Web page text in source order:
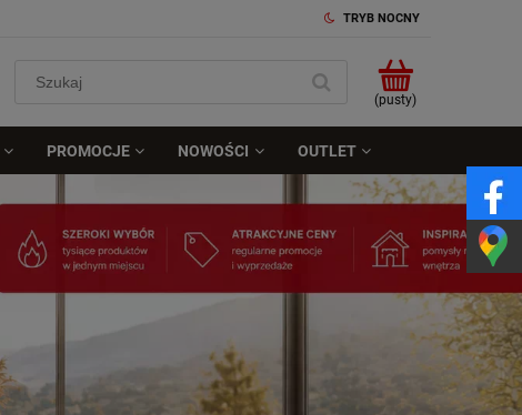
TRYB NOCNY
(pusty)
PROMOCJE NOWOŚCI OUTLET